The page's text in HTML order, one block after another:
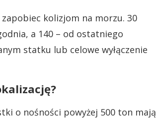
kolizjom na morzu. 30
a 140 – od ostatniego
statku lub celowe wyłączenie
o nośności powyżej 500 ton mają